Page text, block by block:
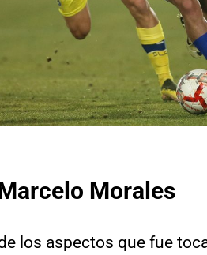
Morales
los aspectos que fue